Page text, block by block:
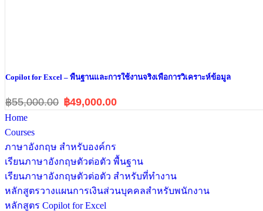
Copilot for Excel – พื้นฐานและการใช้งานจริงเพื่อการวิเคราะห์ข้อมูล
฿55,000.00 ฿49,000.00
Home
Courses
ภาษาอังกฤษ สำหรับองค์กร
เรียนภาษาอังกฤษตัวต่อตัว พื้นฐาน
เรียนภาษาอังกฤษตัวต่อตัว สำหรับที่ทำงาน
หลักสูตรวางแผนการเงินส่วนบุคคลสำหรับพนักงาน
หลักสูตร Copilot for Excel